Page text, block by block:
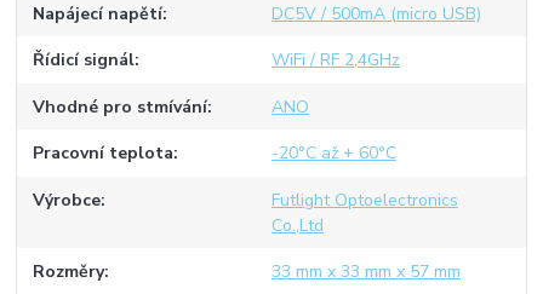
Napájecí napětí DC5V / 500mA (micro USB)
Řídicí signál WiFi / RF 2,4GHz
Vhodné pro stmívání ANO
Pracovní teplota -20°C až + 60°C
Výrobce
Futlight Optoelectronics
Co.,Ltd
Rozměry 33 mm x 33 mm x 57 mm